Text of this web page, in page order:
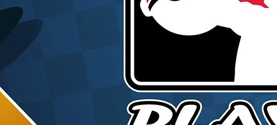
héroïque de Son Gohan inspire vos moments de
collection et de passion pour Dragon Ball Z !